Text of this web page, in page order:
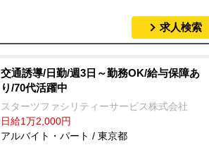
求人検索
交通誘導/日勤/週3日～勤務OK/給与保障あ
り/70代活躍中
スターツファシリティーサービス株式会社
日給1万2,000円
アルバイト・パート / 東京都